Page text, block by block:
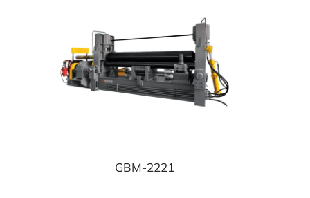
GBM-2221